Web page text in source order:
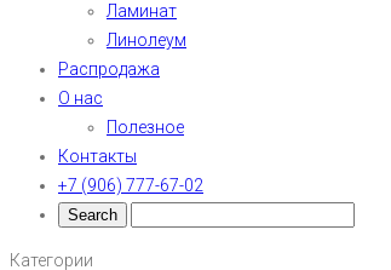
Ламинат
Линолеум
Распродажа
О нас
Полезное
Контакты
+7 (906) 777-67-02
Категории